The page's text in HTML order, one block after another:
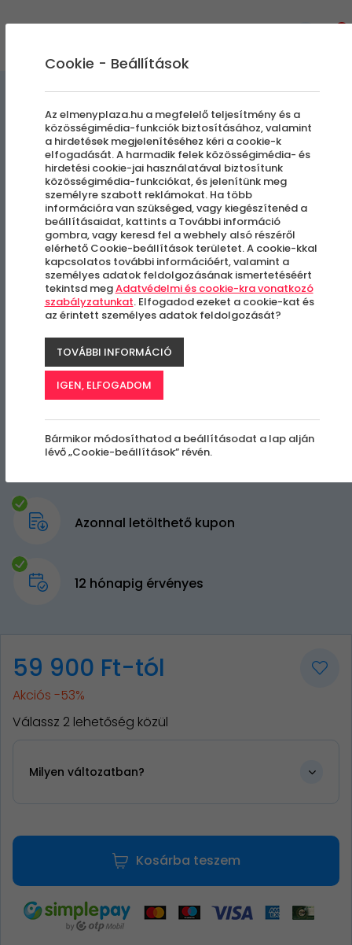
Online Kezdő Búvároktatás |
Padi Open Water Diver
Budapest, III. kerület
-53%
Azonnal letölthető kupon
12 hónapig érvényes
59 900 Ft-tól
Akciós -53%
Válassz 2 lehetőség közül
Milyen változatban?
Kosárba teszem
Cookie - Beállítások
Az elmenyplaza.hu a megfelelő teljesítmény és a
közösségimédia-funkciók biztosításához, valamint
a hirdetések megjelenítéséhez kéri a cookie-k
elfogadását. A harmadik felek közösségimédia- és
hirdetési cookie-jai használatával biztosítunk
közösségimédia-funkciókat, és jelenítünk meg
személyre szabott reklámokat. Ha több
információra van szükséged, vagy kiegészítenéd a
beállításaidat, kattints a További információ
gombra, vagy keresd fel a webhely alsó részéről
elérhető Cookie-beállítások területet. A cookie-kkal
kapcsolatos további információért, valamint a
személyes adatok feldolgozásának ismertetéséért
tekintsd megAdatvédelmi és cookie-kra vonatkozó
szabályzatunkat. Elfogadod ezeket a cookie-kat és
az érintett személyes adatok feldolgozását?
TOVÁBBI INFORMÁCIÓ
IGEN, ELFOGADOM
Bármikor módosíthatod a beállításodat a lap alján
lévő „Cookie-beállítások” révén.